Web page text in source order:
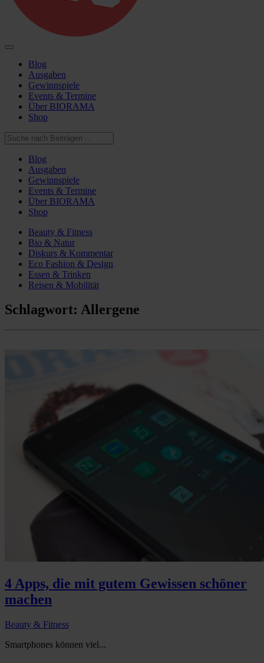
Blog
Ausgaben
Gewinnspiele
Events & Termine
Über BIORAMA
Shop
Blog
Ausgaben
Gewinnspiele
Events & Termine
Über BIORAMA
Shop
Beauty & Fitness
Bio & Natur
Diskurs & Kommentar
Eco Fashion & Design
Essen & Trinken
Reisen & Mobilität
Schlagwort: Allergene
4 Apps, die mit gutem Gewissen schöner
machen
Beauty & Fitness
Smartphones können viel...